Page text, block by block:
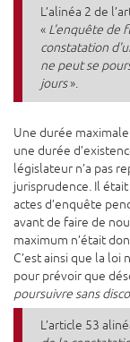
L’alinéa 2 de
« L'enquête de
constatation
ne peut se
jours».
Une durée
une durée
législateur n’a pas
jurisprudence. Il
actes d’enquête
avant de faire de
maximum n’était
C’est ainsi que la loi
pour prévoir que
poursuivre sans
L’article 53